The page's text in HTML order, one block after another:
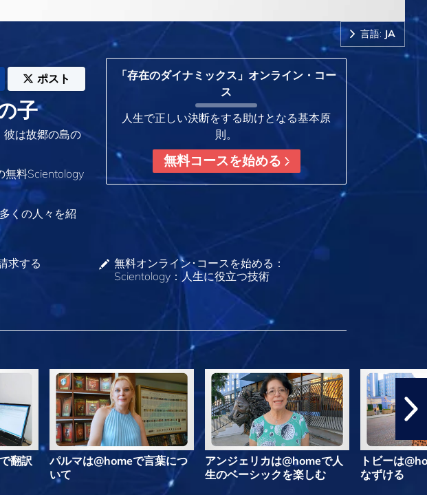
言語: JA
ポスト
子
彼は故郷の島の
無料Scientology
くの人々を紹
「存在のダイナミックス」オンライン・コー
ス
人生で正しい決断をする助けとなる基本原
則。
無料コースを始める
求する
無料オンライン･コースを始める：
Scientology：人生に役立つ技術
翻訳
パルマは@homeで言葉につ
いて
アンジェリカは@homeで人
生のベーシックを楽しむ
トビーは
なずける